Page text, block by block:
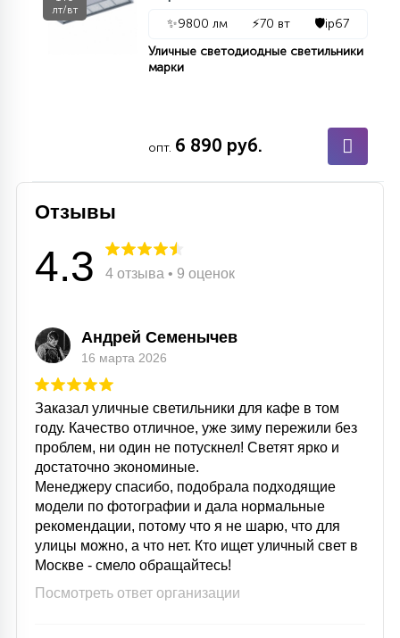
лт/вт
✨9800 лм ⚡70 вт 🛡️ip67
Уличные светодиодные светильники
марки
опт. 6 890 руб.
Отзывы
4.3 4 отзыва • 9 оценок
Андрей Семенычев
16 марта 2026
Заказал уличные светильники для кафе в том
году. Качество отличное, уже зиму пережили без
проблем, ни один не потускнел! Светят ярко и
достаточно экономиные.
Менеджеру спасибо, подобрала подходящие
модели по фотографии и дала нормальные
рекомендации, потому что я не шарю, что для
улицы можно, а что нет. Кто ищет уличный свет в
Москве - смело обращайтесь!
Посмотреть ответ организации